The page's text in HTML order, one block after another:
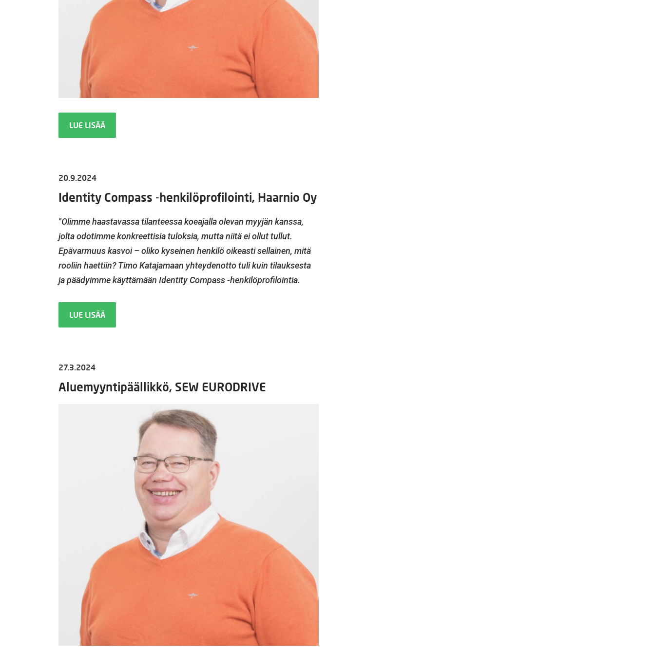
LUE LISÄÄ
20.9.2024
Identity Compass -henkilöprofilointi, Haarnio Oy
"Olimme haastavassa tilanteessa koeajalla olevan myyjän kanssa,
jolta odotimme konkreettisia tuloksia, mutta niitä ei ollut tullut.
Epävarmuus kasvoi – oliko kyseinen henkilö oikeasti sellainen, mitä
rooliin haettiin? Timo Katajamaan yhteydenotto tuli kuin tilauksesta
ja päädyimme käyttämään Identity Compass -henkilöprofilointia.
LUE LISÄÄ
27.3.2024
Aluemyyntipäällikkö, SEW EURODRIVE